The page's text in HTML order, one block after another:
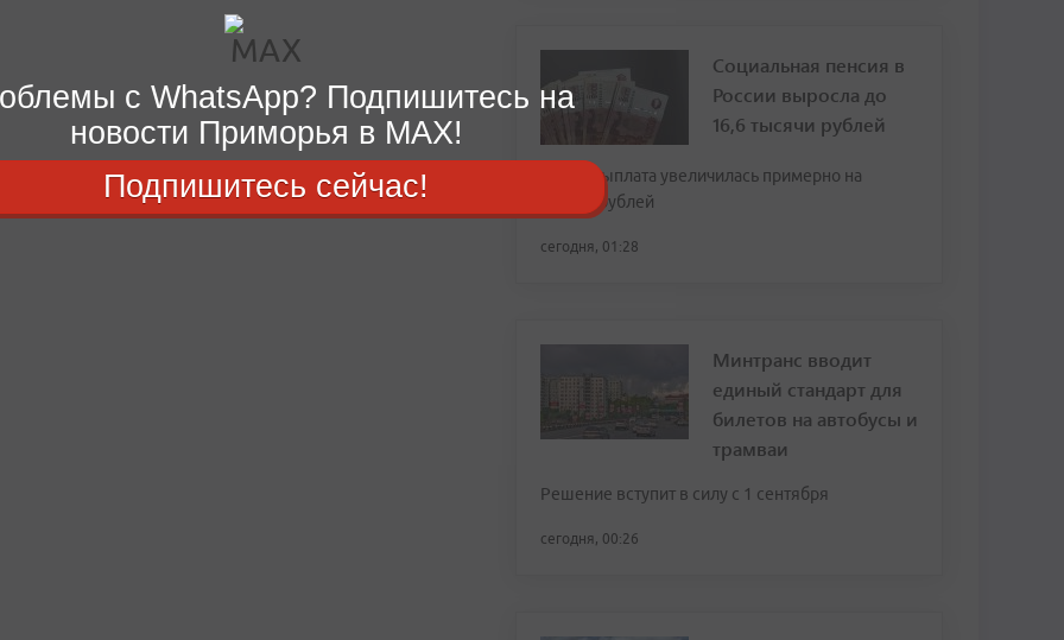
Социальная пенсия в
России выросла до
16,6 тысячи рублей
За год выплата увеличилась примерно на
тысячу рублей
сегодня, 01:28
Минтранс вводит
единый стандарт для
билетов на автобусы и
трамваи
Решение вступит в силу с 1 сентября
сегодня, 00:26
с WhatsApp? Подпишитесь на
новости Приморья в MAX!
Подпишитесь сейчас!